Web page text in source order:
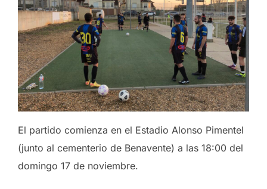
El partido comienza en el Estadio Alonso Pimentel
(junto al cementerio de Benavente) a las 18:00 del
domingo 17 de noviembre.